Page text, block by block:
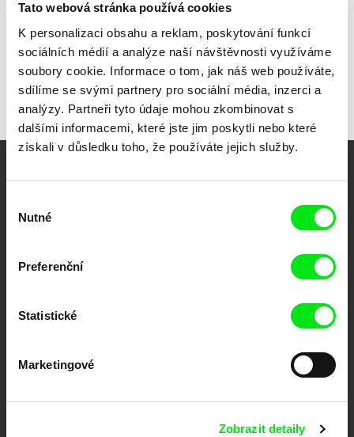
Tato webová stránka používá cookies
K personalizaci obsahu a reklam, poskytování funkcí
sociálních médií a analýze naší návštěvnosti využíváme
soubory cookie. Informace o tom, jak náš web používáte,
sdílíme se svými partnery pro sociální média, inzerci a
analýzy. Partneři tyto údaje mohou zkombinovat s
dalšími informacemi, které jste jim poskytli nebo které
získali v důsledku toho, že používáte jejich služby.
souhlasu
Nutné
Preferenční
Statistické
Marketingové
Zobrazit detaily
Zpět na všechny výběry
Vaše online
Portál DAFilms.cz je výsledkem tvůrčí spolupráce 7 klíčových evropských
festivalů dokumentárního filmu sdružených do Doc Alliance. Naším cílem je